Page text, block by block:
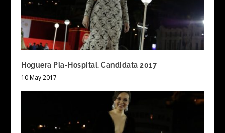
Hoguera Pla-Hospital. Candidata 2017
10 May 2017